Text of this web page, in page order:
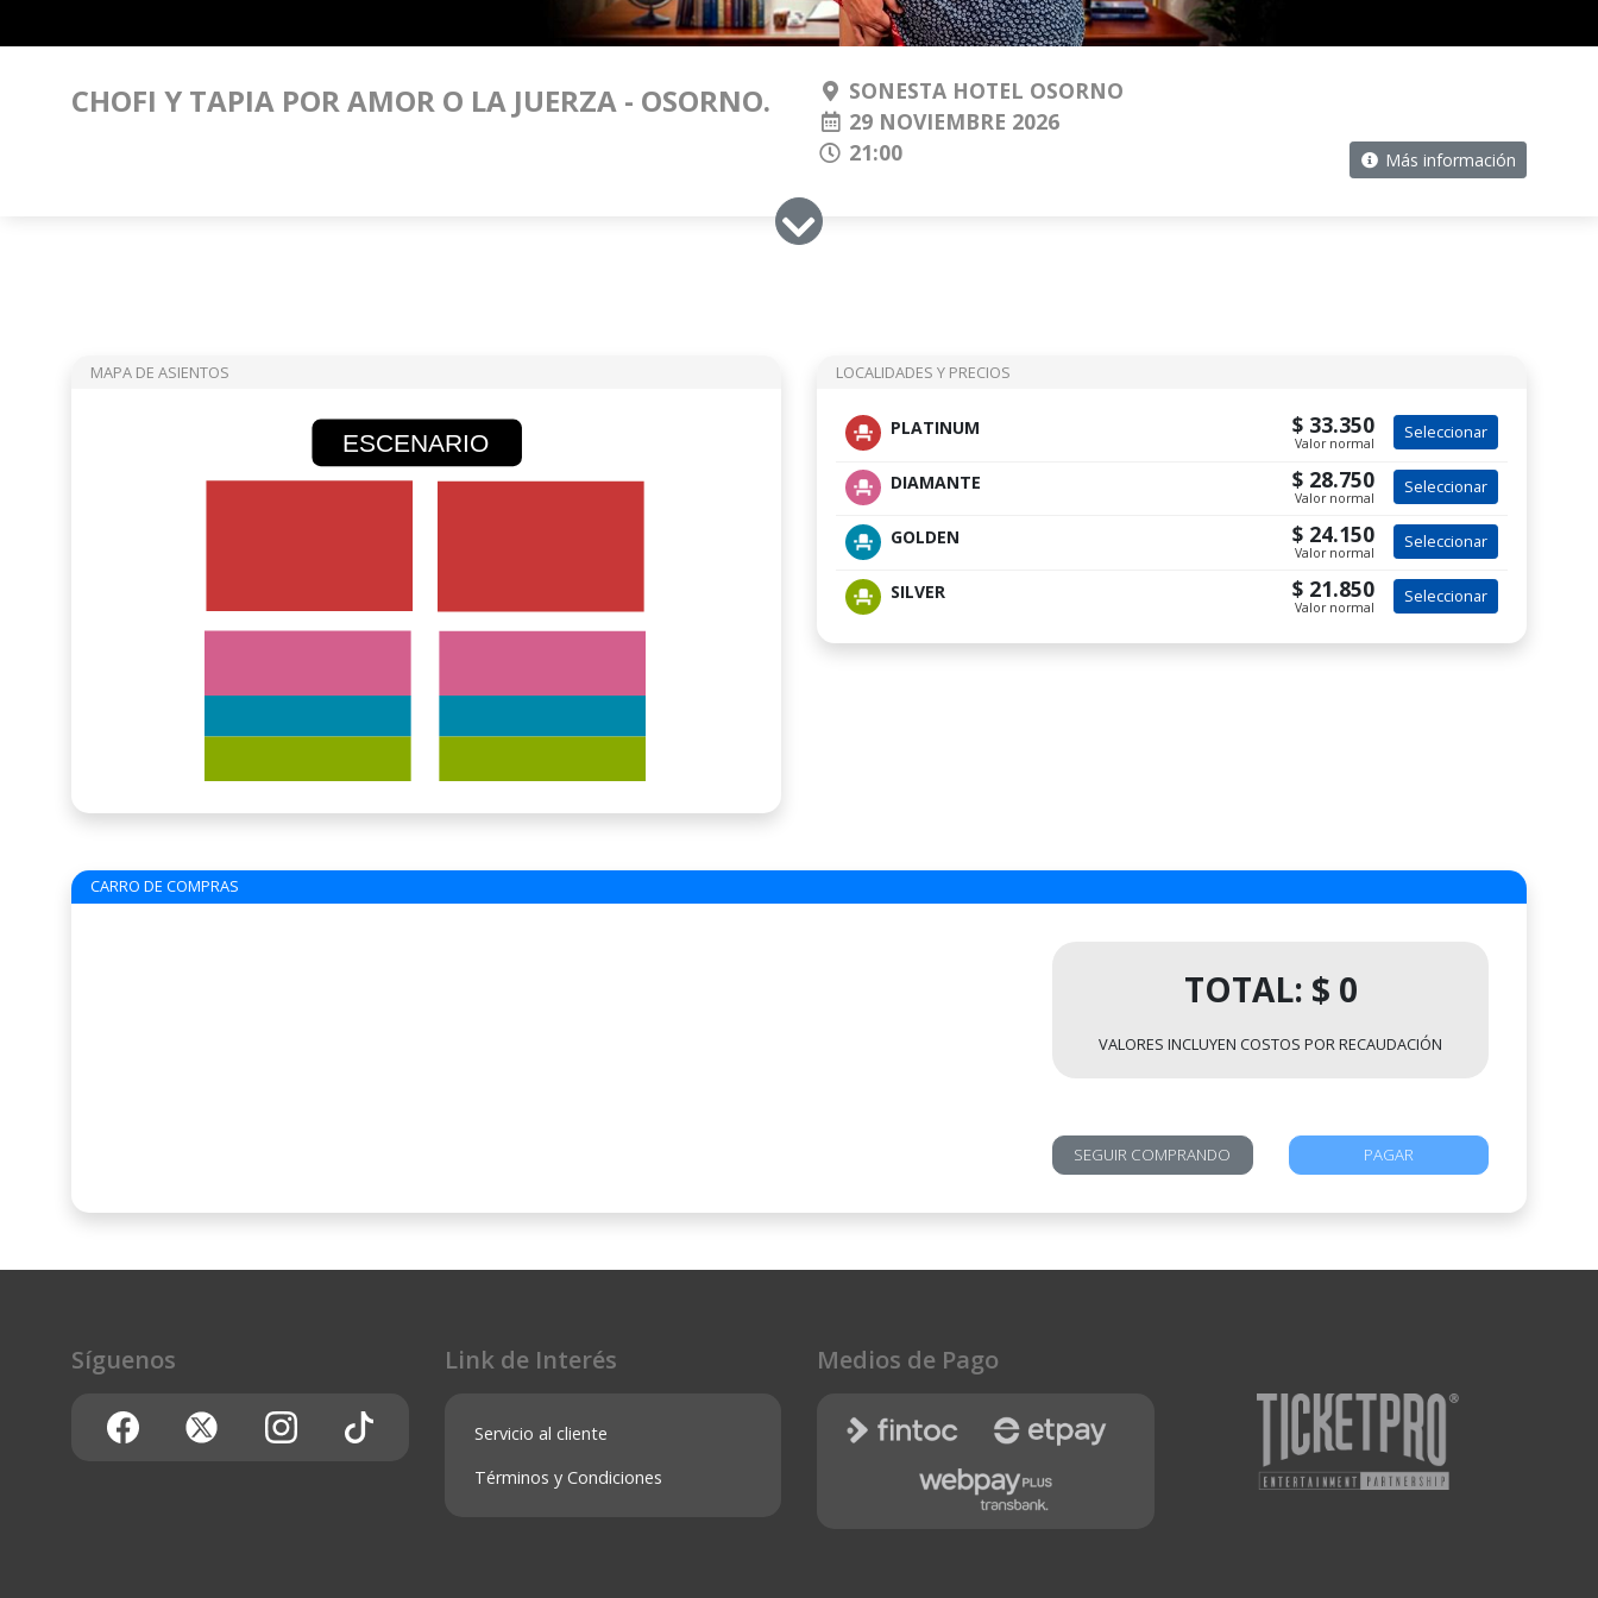
CHOFI Y TAPIA POR AMOR O LA JUERZA - OSORNO.
SONESTA HOTEL OSORNO
29 NOVIEMBRE 2026
21:00
Más información
MAPA DE ASIENTOS
ESCENARIO
LOCALIDADES Y PRECIOS
PLATINUM $ 33.350
Valor normal
Seleccionar
DIAMANTE $ 28.750
Valor normal
Seleccionar
GOLDEN $ 24.150
Valor normal
Seleccionar
SILVER $ 21.850
Valor normal
Seleccionar
CARRO DE COMPRAS
TOTAL: $ 0
VALORES INCLUYEN COSTOS POR RECAUDACIÓN
SEGUIR COMPRANDO PAGAR
Síguenos Link de Interés
Servicio al cliente
Términos y Condiciones
Medios de Pago